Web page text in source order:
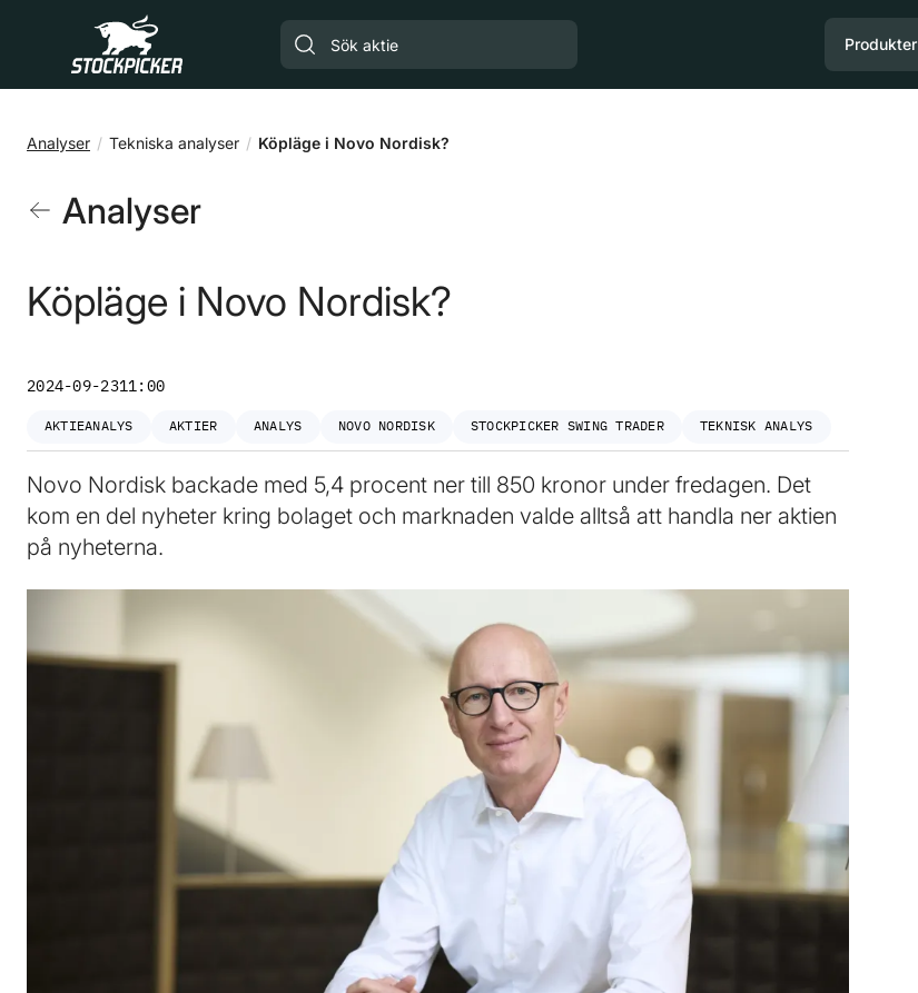
Gå till huvudinnehåll
Produkter
Analyser Tekniska analyser Köpläge i Novo Nordisk?
Analyser
Köpläge i Novo Nordisk?
2024-09-2311:00
AKTIEANALYS AKTIER ANALYS NOVO NORDISK STOCKPICKER SWING TRADER TEKNISK ANALYS
Novo Nordisk backade med 5,4 procent ner till 850 kronor under fredagen. Det
kom en del nyheter kring bolaget och marknaden valde alltså att handla ner aktien
på nyheterna.